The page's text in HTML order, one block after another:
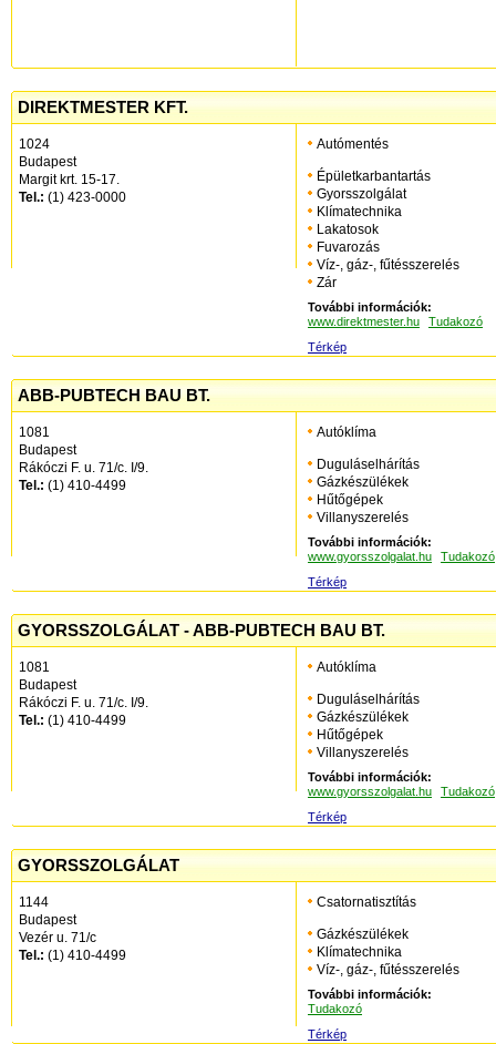
DIREKTMESTER KFT.
1024
Budapest
Margit krt. 15-17.
Tel.: (1) 423-0000
Autómentés
Épületkarbantartás
Gyorsszolgálat
Klímatechnika
Lakatosok
Fuvarozás
Víz-, gáz-, fűtésszerelés
Zár
További információk:
www.direktmester.hu
Tudakozó
Térkép
ABB-PUBTECH BAU BT.
1081
Budapest
Rákóczi F. u. 71/c. I/9.
Tel.: (1) 410-4499
Autóklíma
Duguláselhárítás
Gázkészülékek
Hűtőgépek
Villanyszerelés
További információk:
www.gyorsszolgalat.hu
Tudakozó
Térkép
GYORSSZOLGÁLAT - ABB-PUBTECH BAU BT.
1081
Budapest
Rákóczi F. u. 71/c. I/9.
Tel.: (1) 410-4499
Autóklíma
Duguláselhárítás
Gázkészülékek
Hűtőgépek
Villanyszerelés
További információk:
www.gyorsszolgalat.hu
Tudakozó
Térkép
GYORSSZOLGÁLAT
1144
Budapest
Vezér u. 71/c
Tel.: (1) 410-4499
Csatornatisztítás
Gázkészülékek
Klímatechnika
Víz-, gáz-, fűtésszerelés
További információk:
Tudakozó
Térkép